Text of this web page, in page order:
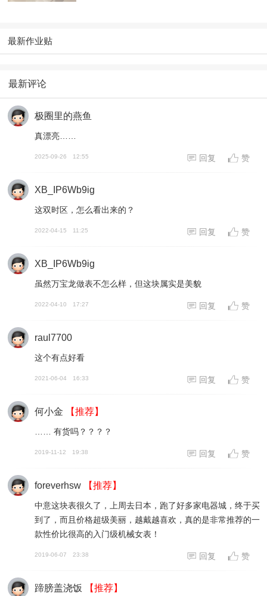
最新作业贴
最新评论
极圈里的燕鱼
真漂亮……
2025-09-26 12:55 回复 赞
XB_IP6Wb9ig
这双时区，怎么看出来的？
2022-04-15 11:25 回复 赞
XB_IP6Wb9ig
虽然万宝龙做表不怎么样，但这块属实是美貌
2022-04-10 17:27 回复 赞
raul7700
这个有点好看
2021-06-04 16:33 回复 赞
何小金 【推荐】
…… 有货吗？？？？
2019-11-12 19:38 回复 赞
foreverhsw 【推荐】
中意这块表很久了，上周去日本，跑了好多家电器城，终于买
到了，而且价格超级美丽，越戴越喜欢，真的是非常推荐的一
款性价比很高的入门级机械女表！
2019-06-07 23:38 回复 赞
蹄膀盖浇饭 【推荐】